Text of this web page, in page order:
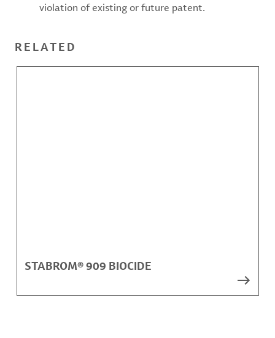
violation of existing or future patent.
RELATED
STABROM® 909 BIOCIDE